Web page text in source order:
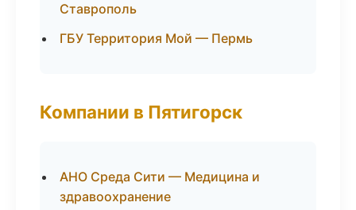
Ставрополь
ГБУ Территория Мой — Пермь
Компании в Пятигорск
АНО Среда Сити — Медицина и
здравоохранение